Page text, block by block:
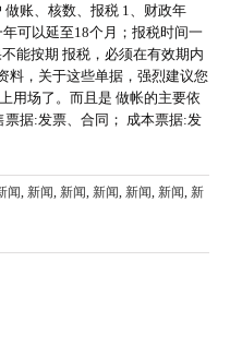
账、核数、报税 1、财政年
可以延至18个月；报税时间一
能按期 报税，必须在有效期内
料，关于这些单据，强烈建议您
用场了。而且是 做帐的主要依
据:发票、合同； 成本票据:发
闻 新闻 新闻 新闻 新闻 新闻 新